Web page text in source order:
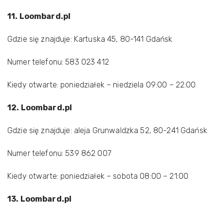
11. Loombard.pl
Gdzie się znajduje: Kartuska 45, 80-141 Gdańsk
Numer telefonu: 583 023 412
Kiedy otwarte: poniedziałek – niedziela 09:00 – 22:00
12. Loombard.pl
Gdzie się znajduje: aleja Grunwaldzka 52, 80-241 Gdańsk
Numer telefonu: 539 862 007
Kiedy otwarte: poniedziałek – sobota 08:00 – 21:00
13. Loombard.pl